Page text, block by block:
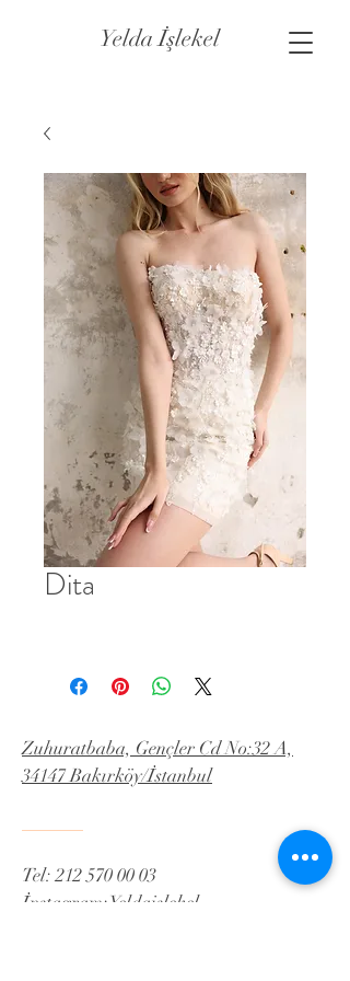
Yelda İşlekel
Dita
Zuhuratbaba, Gençler Cd No:32 A,
34147 Bakırköy/İstanbul
Tel:212 570 00 03
İnstagram:Yeldaislekel